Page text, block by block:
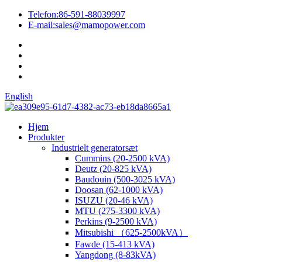
Telefon:86-591-88039997
E-mail:sales@mamopower.com
English
Hjem
Produkter
Industrielt generatorsæt
Cummins (20-2500 kVA)
Deutz (20-825 kVA)
Baudouin (500-3025 kVA)
Doosan (62-1000 kVA)
ISUZU (20-46 kVA)
MTU (275-3300 kVA)
Perkins (9-2500 kVA)
Mitsubishi （625-2500kVA）
Fawde (15-413 kVA)
Yangdong (8-83kVA)